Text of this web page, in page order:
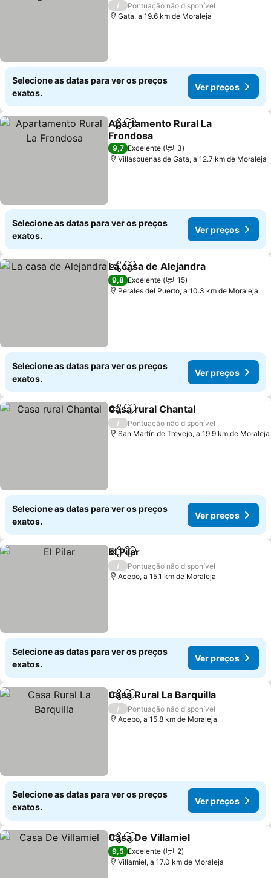
/
Pontuação não disponível
Gata, a 19.6 km de Moraleja
Selecione as datas para ver os preços
exatos.
Ver preços
PartilharAdicionar aos favoritos
Apartamento Rural La
Frondosa
9,7 Excelente
3
Villasbuenas de Gata, a 12.7 km de Moraleja
Selecione as datas para ver os preços
exatos.
Ver preços
PartilharAdicionar aos favoritos
La casa de Alejandra
9,8 Excelente
15
Perales del Puerto, a 10.3 km de Moraleja
Selecione as datas para ver os preços
exatos.
Ver preços
PartilharAdicionar aos favoritos
Casa rural Chantal
/
Pontuação não disponível
San Martín de Trevejo, a 19.9 km de Moraleja
Selecione as datas para ver os preços
exatos.
Ver preços
PartilharAdicionar aos favoritos
El Pilar
/
Pontuação não disponível
Acebo, a 15.1 km de Moraleja
Selecione as datas para ver os preços
exatos.
Ver preços
PartilharAdicionar aos favoritos
Casa Rural La Barquilla
/
Pontuação não disponível
Acebo, a 15.8 km de Moraleja
Selecione as datas para ver os preços
exatos.
Ver preços
PartilharAdicionar aos favoritos
Casa De Villamiel
9,5 Excelente
2
Villamiel, a 17.0 km de Moraleja